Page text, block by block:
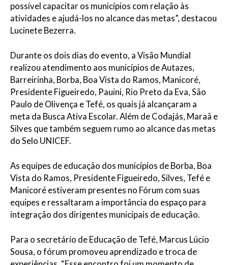
possível capacitar os municípios com relação às
atividades e ajudá-los no alcance das metas”, destacou
Lucinete Bezerra.
Durante os dois dias do evento, a Visão Mundial
realizou atendimento aos municípios de Autazes,
Barreirinha, Borba, Boa Vista do Ramos, Manicoré,
Presidente Figueiredo, Pauini, Rio Preto da Eva, São
Paulo de Olivença e Tefé, os quais já alcançaram a
meta da Busca Ativa Escolar. Além de Codajás, Maraã e
Silves que também seguem rumo ao alcance das metas
do Selo UNICEF.
As equipes de educação dos municípios de Borba, Boa
Vista do Ramos, Presidente Figueiredo, Silves, Tefé e
Manicoré estiveram presentes no Fórum com suas
equipes e ressaltaram a importância do espaço para
integração dos dirigentes municipais de educação.
Para o secretário de Educação de Tefé, Marcus Lúcio
Sousa, o fórum promoveu aprendizado e troca de